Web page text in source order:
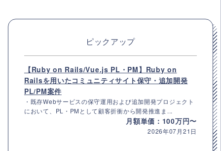
ピックアップ
【Ruby on Rails/Vue.js PL・PM】Ruby on
Railsを用いたコミュニティサイト保守・追加開発
PL/PM案件
・既存Webサービスの保守運用および追加開発プロジェクト
において、PL・PMとして顧客折衝から開発推進ま...
月額単価：100万円〜
2026年07月21日